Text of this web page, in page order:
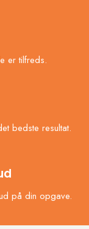
er tilfreds.
bedste resultat.
på din opgave.